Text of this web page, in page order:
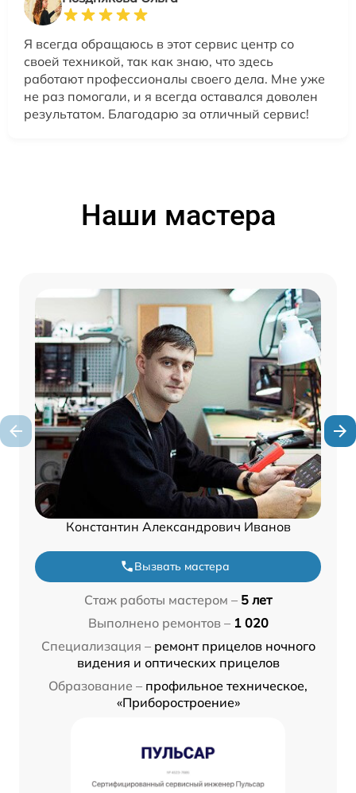
Я всегда обращаюсь в этот сервис центр со
своей техникой, так как знаю, что здесь
работают профессионалы своего дела. Мне уже
не раз помогали, и я всегда оставался доволен
результатом. Благодарю за отличный сервис!
Наши мастера
Константин Александрович Иванов
Вызвать мастера
Стаж работы мастером – 5 лет
Выполнено ремонтов – 1 020
Специализация – ремонт прицелов ночного
видения и оптических прицелов
Образование – профильное техническое,
«Приборостроение»